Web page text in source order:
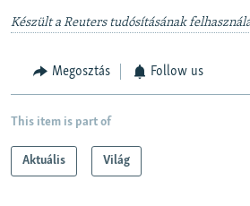
Készült a Reuters tudósításának
Megosztás Follow us
This item is part of
Aktuális Világ